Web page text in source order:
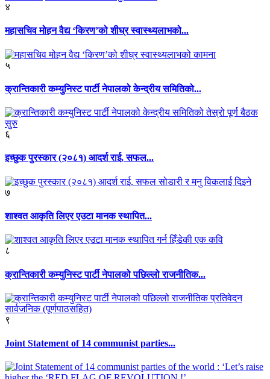
४
महासचिव मोहन वैद्य ‘किरण’को शीघ्र स्वास्थ्यलाभको...
५
क्रान्तिकारी कम्युनिस्ट पार्टी नेपालको केन्द्रीय समितिको...
६
इच्छुक पुरस्कार (२०८१) आदर्श राई, सफल...
७
शाश्वत आकृति लिएर एउटा मानक स्थापित...
८
क्रान्तिकारी कम्युनिस्ट पार्टी नेपालको पछिल्लो राजनीतिक...
९
Joint Statement of 14 communist parties...